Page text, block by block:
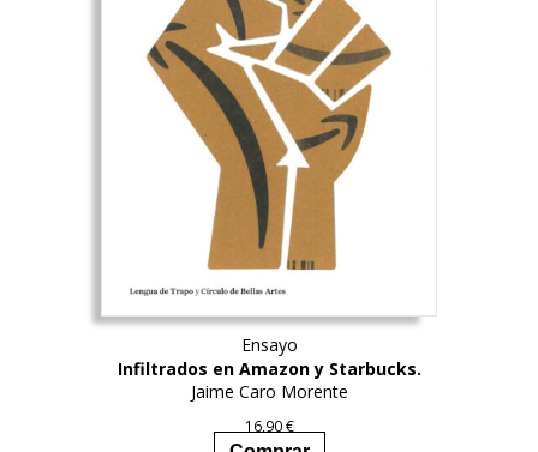
Ensayo
Infiltrados en Amazon y Starbucks.
Jaime Caro Morente
16,90€